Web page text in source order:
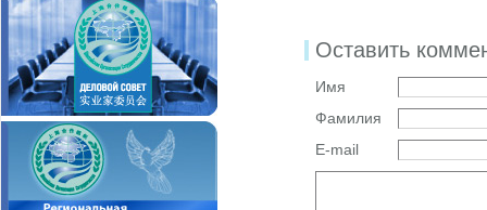
Оставить
Имя
Фамилия
E-mail